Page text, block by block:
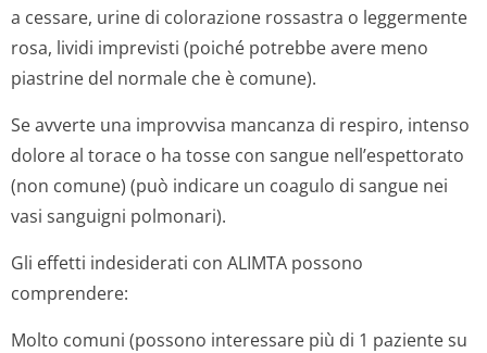
a cessare, urine di colorazione rossastra o leggermente
rosa, lividi imprevisti (poiché potrebbe avere meno
piastrine del normale che è comune).
Se avverte una improvvisa mancanza di respiro, intenso
dolore al torace o ha tosse con sangue nell’espettorato
(non comune) (può indicare un coagulo di sangue nei
vasi sanguigni polmonari).
Gli effetti indesiderati con ALIMTA possono
comprendere:
Molto comuni (possono interessare più di 1 paziente su